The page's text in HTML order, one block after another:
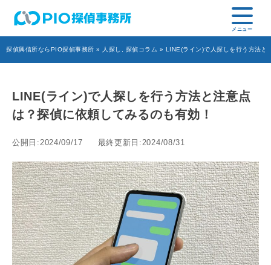
探偵興信所ならPIO探偵事務所 » 人探し 探偵コラム » LINE(ライン)で人探しを行う方法と
LINE(ライン)で人探しを行う方法と注意点
は？探偵に依頼してみるのも有効！
公開日:2024/09/17 最終更新日:2024/08/31